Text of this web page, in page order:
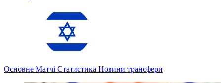
Основне Матчі Статистика Новини трансфери